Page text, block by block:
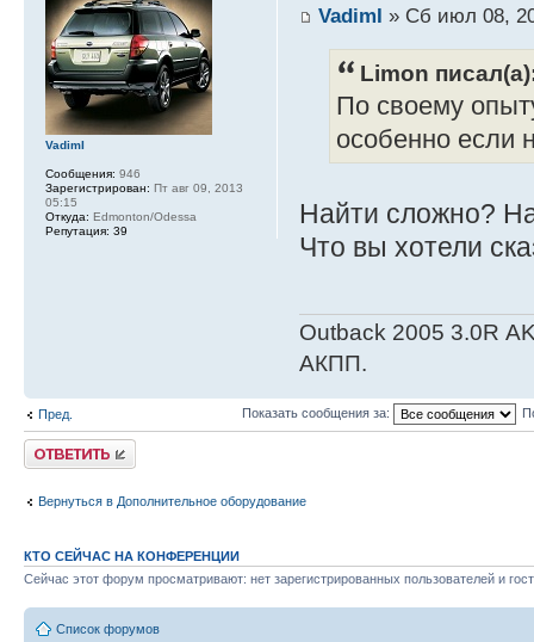
VadimI » Сб июл 08,
Limon
По своему
особенно если
Найти сложно?
Что вы хотели
Outback 2005 3.0R
АКПП.
VadimI
Сообщения: 946
Зарегистрирован: Пт авг 09, 2013
05:15
Откуда: Edmonton/Odessa
Репутация: 39
Пред. Показать сообщения за:
Ответить
Вернуться в Дополнительное оборудование
КТО СЕЙЧАС НА КОНФЕРЕНЦИИ
Сейчас этот форум просматривают: нет зарегистрированных пользователей и
Список форумов